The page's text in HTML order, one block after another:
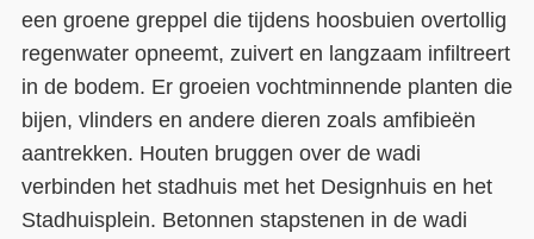
een groene greppel die tijdens hoosbuien overtollig
regenwater opneemt, zuivert en langzaam infiltreert
in de bodem. Er groeien vochtminnende planten die
bijen, vlinders en andere dieren zoals amfibieën
aantrekken. Houten bruggen over de wadi
verbinden het stadhuis met het Designhuis en het
Stadhuisplein. Betonnen stapstenen in de wadi